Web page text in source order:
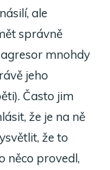
ale
správně
mnohdy
jeho
Často jim
že je na ně
že to
něco provedl,